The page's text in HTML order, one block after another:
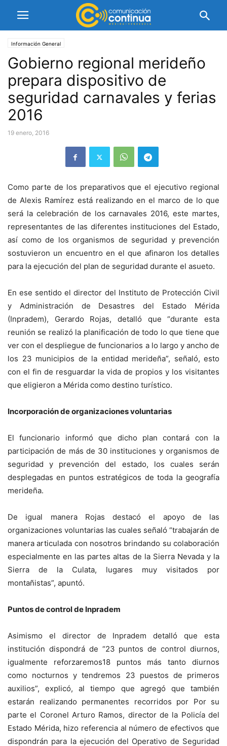
Información General
Gobierno regional merideño
prepara dispositivo de
seguridad carnavales y ferias
2016
19 enero, 2016
Como parte de los preparativos que el ejecutivo regional
de Alexis Ramírez está realizando en el marco de lo que
será la celebración de los carnavales 2016, este martes,
representantes de las diferentes instituciones del Estado,
así como de los organismos de seguridad y prevención
sostuvieron un encuentro en el que afinaron los detalles
para la ejecución del plan de seguridad durante el asueto.
En ese sentido el director del Instituto de Protección Civil
y Administración de Desastres del Estado Mérida
(Inpradem), Gerardo Rojas, detalló que “durante esta
reunión se realizó la planificación de todo lo que tiene que
ver con el despliegue de funcionarios a lo largo y ancho de
los 23 municipios de la entidad merideña”, señaló, esto
con el fin de resguardar la vida de propios y los visitantes
que eligieron a Mérida como destino turístico.
Incorporación de organizaciones voluntarias
El funcionario informó que dicho plan contará con la
participación de más de 30 instituciones y organismos de
seguridad y prevención del estado, los cuales serán
desplegadas en puntos estratégicos de toda la geografía
merideña.
De igual manera Rojas destacó el apoyo de las
organizaciones voluntarias las cuales señaló “trabajarán de
manera articulada con nosotros brindando su colaboración
especialmente en las partes altas de la Sierra Nevada y la
Sierra de la Culata, lugares muy visitados por
montañistas”, apuntó.
Puntos de control de Inpradem
Asimismo el director de Inpradem detalló que esta
institución dispondrá de “23 puntos de control diurnos,
igualmente reforzaremos18 puntos más tanto diurnos
como nocturnos y tendremos 23 puestos de primeros
auxilios”, explicó, al tiempo que agregó que también
estarán realizando permanentes recorridos por Por su
parte el Coronel Arturo Ramos, director de la Policía del
Estado Mérida, hizo referencia al número de efectivos que
dispondrán para la ejecución del Operativo de Seguridad